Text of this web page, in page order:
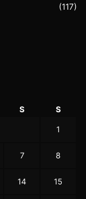
(117)
S S
1
7 8
14 15